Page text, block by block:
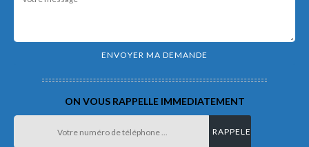
ON VOUS RAPPELLE IMMEDIATEMENT